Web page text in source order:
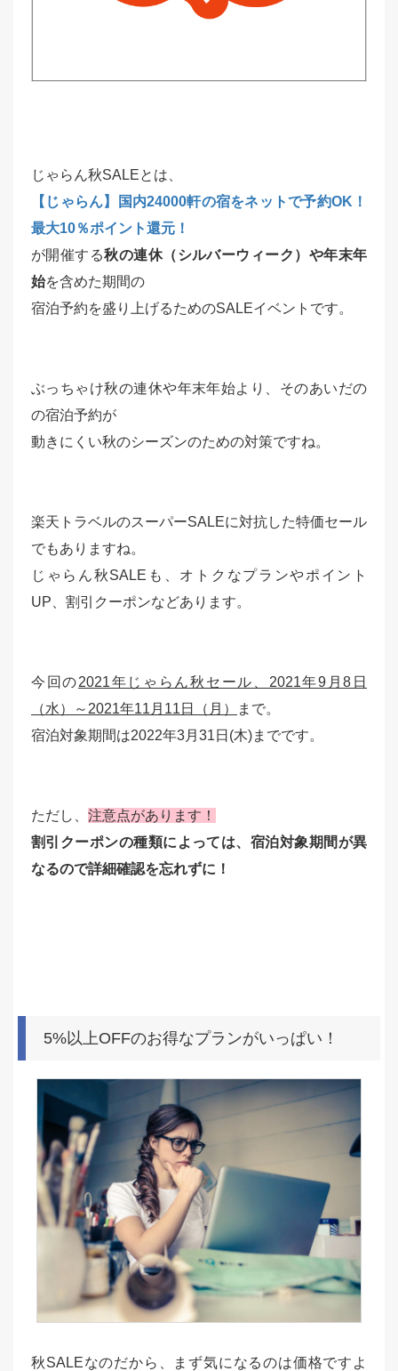
じゃらん秋SALEとは、
【じゃらん】国内24000軒の宿をネットで予約OK！
最大10％ポイント還元！
が開催する秋の連休（シルバーウィーク）や年末年
始を含めた期間の
宿泊予約を盛り上げるためのSALEイベントです。
ぶっちゃけ秋の連休や年末年始より、そのあいだの
の宿泊予約が
動きにくい秋のシーズンのための対策ですね。
楽天トラベルのスーパーSALEに対抗した特価セール
でもありますね。
じゃらん秋SALEも、オトクなプランやポイント
UP、割引クーポンなどあります。
今回の2021年じゃらん秋セール、2021年9月8日
（水）～2021年11月11日（月）
まで。
宿泊対象期間は2022年3月31日(木)までです。
ただし、 注意点があります！
割引クーポンの種類によっては、宿泊対象期間が異
なるので詳細確認を忘れずに！
5%以上OFFのお得なプランがいっぱい！
秋SALEなのだから、まず気になるのは価格ですよ